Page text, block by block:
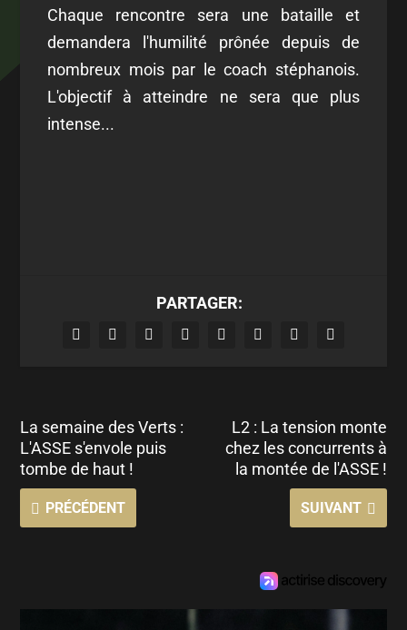
Chaque rencontre sera une bataille et
demandera l'humilité prônée depuis de
nombreux mois par le coach stéphanois.
L'objectif à atteindre ne sera que plus
intense...
PARTAGER:
La semaine des Verts :
L'ASSE s'envole puis
tombe de haut !
PRÉCÉDENT
L2 : La tension monte
chez les concurrents à
la montée de l'ASSE !
SUIVANT